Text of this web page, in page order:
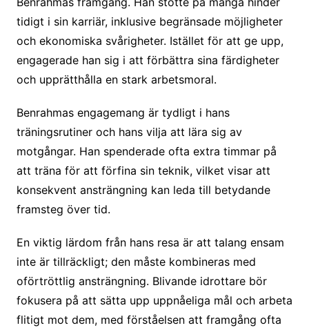
tidigt i sin karriär, inklusive begränsade möjligheter
och ekonomiska svårigheter. Istället för att ge upp,
engagerade han sig i att förbättra sina färdigheter
och upprätthålla en stark arbetsmoral.
Benrahmas engagemang är tydligt i hans
träningsrutiner och hans vilja att lära sig av
motgångar. Han spenderade ofta extra timmar på
att träna för att förfina sin teknik, vilket visar att
konsekvent ansträngning kan leda till betydande
framsteg över tid.
En viktig lärdom från hans resa är att talang ensam
inte är tillräckligt; den måste kombineras med
oförtröttlig ansträngning. Blivande idrottare bör
fokusera på att sätta upp uppnåeliga mål och arbeta
flitigt mot dem, med förståelsen att framgång ofta